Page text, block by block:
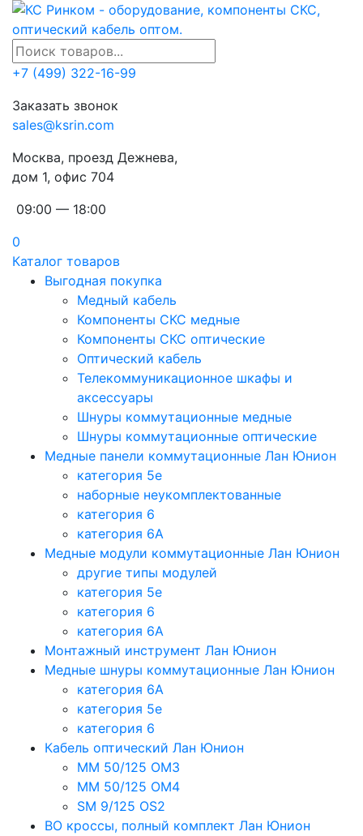
+7 (499) 322-16-99
Заказать звонок
sales@ksrin.com
Москва, проезд Дежнева,
дом 1, офис 704
09:00 — 18:00
0
Каталог товаров
Выгодная покупка
Медный кабель
Компоненты СКС медные
Компоненты СКС оптические
Оптический кабель
Телекоммуникационное шкафы и
аксессуары
Шнуры коммутационные медные
Шнуры коммутационные оптические
Медные панели коммутационные Лан Юнион
категория 5e
наборные неукомплектованные
категория 6
категория 6A
Медные модули коммутационные Лан Юнион
другие типы модулей
категория 5е
категория 6
категория 6A
Монтажный инструмент Лан Юнион
Медные шнуры коммутационные Лан Юнион
категория 6A
категория 5e
категория 6
Кабель оптический Лан Юнион
MM 50/125 OM3
MM 50/125 OM4
SM 9/125 OS2
ВО кроссы, полный комплект Лан Юнион